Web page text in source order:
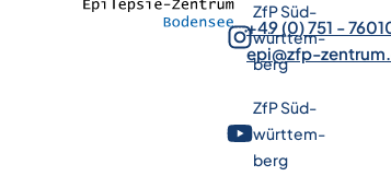
+49 (0) 751 -
epi@zfp-
ZfP Süd­
württem­
berg
ZfP Süd­
württem­
berg